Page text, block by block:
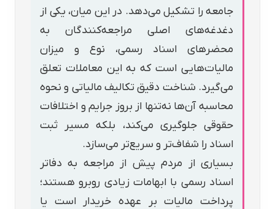
جامعه را تشکیل می‌دهد. در این میان، یکی از
دغدغه‌های اصلی مراجعه‌کنندگان به
محضرهای اسناد رسمی، نوع و میزان
مالیات‌هایی است که به این معاملات تعلق
می‌گیرد. شناخت دقیق تکالیف مالیاتی و نحوه
محاسبه آن‌ها نه‌تنها از بروز جرایم و اختلافات
حقوقی جلوگیری می‌کند، بلکه مسیر ثبت
اسناد را شفاف‌تر و سریع‌تر می‌سازد.
بسیاری از مردم پیش از مراجعه به دفاتر
اسناد رسمی با ابهامات زیادی روبرو هستند؛
پرداخت مالیات بر عهده خریدار است یا